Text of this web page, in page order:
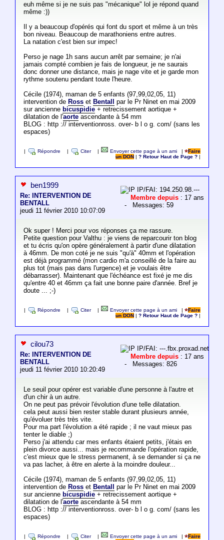
euh même si je ne suis pas "mécanique" lol je répond quand
même :))
Il y a beaucoup d'opérés qui font du sport et même à un très
bon niveau. Beaucoup de marathoniens entre autres.
La natation c'est bien sur impec!
Perso je nage 1h sans aucun arrêt par semaine; je n'ai
jamais compté combien je fais de longueur, je ne saurais
donc donner une distance, mais je nage vite et je garde mon
rythme soutenu pendant toute l'heure.
Cécile (1974), maman de 5 enfants (97,99,02,05, 11)
intervention de Rosset Bentall
par le Pr Ninet en mai 2009
sur ancienne bicuspidie+ retrecissement aortique +
dilatation de l'aorteascendante à 54 mm
BLOG : http :// interventionross. over- b l o g. com/ (sans les
espaces)
Répondre Citer Envoyer cette page à un ami |
Faire
un DON
|? Retour Haut de Page ?
ben1999
Re: INTERVENTION DE
BENTALL
jeudi 11 février 2010 10:07:09
IP/FAI: 194.250.98.---
Membre depuis : 17 ans
- Messages: 59
Ok super ! Merci pour vos réponses ça me rassure.
Petite question pour Valthu : je viens de reparcourir ton blog
et tu écris qu'on opère généralement à partir d'une dilatation
à 46mm. De mon coté je ne suis "qu'à" 40mm et l'opération
est déjà programmé (mon cardio m'a conseillé de la faire au
plus tot (mais pas dans l'urgence) et je voulais être
débarrasser). Maintenant que l'échéance est fixé je me dis
qu'entre 40 et 46mm ça fait une bonne paire d'année. Bref je
doute ... ;-)
Répondre Citer Envoyer cette page à un ami |
Faire
un DON
|? Retour Haut de Page ?
cilou73
Re: INTERVENTION DE
BENTALL
jeudi 11 février 2010 10:20:49
IP/FAI: ---.fbx.proxad.net
Membre depuis : 17 ans
- Messages: 826
Le seuil pour opérer est variable d'une personne à l'autre et
d'un chir à un autre.
On ne peut pas prévoir l'évolution d'une telle dilatation.
cela peut aussi bien rester stable durant plusieurs année,
qu'évoluer très très vite.
Pour ma part l'évolution a été rapide ; il ne vaut mieux pas
tenter le diable ;)
Perso j'ai attendu car mes enfants étaient petits, j'étais en
plein divorce aussi... mais je recommande l'opération rapide,
c'est mieux que le stress permanent, à se demander si ça ne
va pas lacher, à être en alerte à la moindre douleur...
Cécile (1974), maman de 5 enfants (97,99,02,05, 11)
intervention de Rosset Bentall
par le Pr Ninet en mai 2009
sur ancienne bicuspidie+ retrecissement aortique +
dilatation de l'aorteascendante à 54 mm
BLOG : http :// interventionross. over- b l o g. com/ (sans les
espaces)
Répondre Citer Envoyer cette page à un ami |
Faire